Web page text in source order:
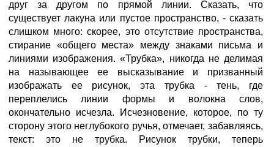
друг за другом по прямой линии. Сказать, что
существует лакуна или пустое пространство, - сказать
слишком много: скорее, это отсутствие пространства,
стирание «общего места» между знаками письма и
линиями изображения. «Трубка», никогда не делимая
на называющее ее высказывание и призванный
изображать ее рисунок, эта трубка - тень, где
переплелись линии формы и волокна слов,
окончательно исчезла. Исчезновение, которое, по ту
сторону этого неглубокого ручья, отмечает, забавляясь,
текст: это не трубка. Рисунок трубки, теперь